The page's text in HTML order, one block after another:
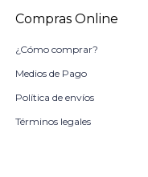
Compras Online
¿Cómo comprar?
Medios de Pago
Política de envíos
Términos legales